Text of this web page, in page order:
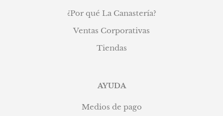
¿Por qué La Canastería?
Ventas Corporativas
Tiendas
AYUDA
Medios de pago